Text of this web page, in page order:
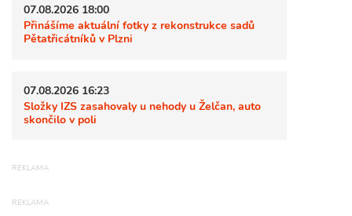
07.08.2026 18:00
Přinášíme aktuální fotky z rekonstrukce sadů
Pětatřicátníků v Plzni
07.08.2026 16:23
Složky IZS zasahovaly u nehody u Želčan, auto
skončilo v poli